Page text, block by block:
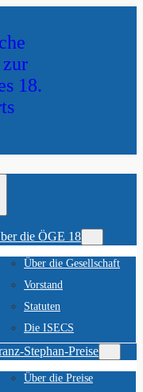
18.
die ÖGE 18
Über die Gesellschaft
Vorstand
Statuten
Die ISECS
Stephan-Preise
Über die Preise